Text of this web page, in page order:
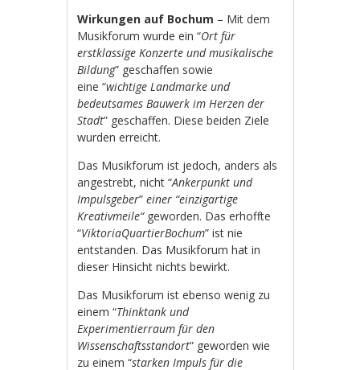
Wirkungen auf Bochum – Mit dem
Musikforum wurde ein “Ort für
erstklassige Konzerte und musikalische
Bildung” geschaffen sowie
eine “wichtige Landmarke und
bedeutsames Bauwerk im Herzen der
Stadt” geschaffen. Diese beiden Ziele
wurden erreicht.
Das Musikforum ist jedoch, anders als
angestrebt, nicht “Ankerpunkt und
Impulsgeber”einer “einzigartige
Kreativmeile“geworden. Das erhoffte
“ViktoriaQuartierBochum” ist nie
entstanden. Das Musikforum hat in
dieser Hinsicht nichts bewirkt.
Das Musikforum ist ebenso wenig zu
einem “Thinktank und
Experimentierraum für den
Wissenschaftsstandort” geworden wie
zu einem “starken Impuls für die